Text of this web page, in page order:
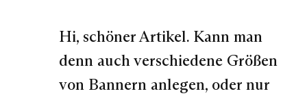
Hi, schöner Artikel. Kann man
denn auch verschiedene Größen
von Bannern anlegen, oder nur